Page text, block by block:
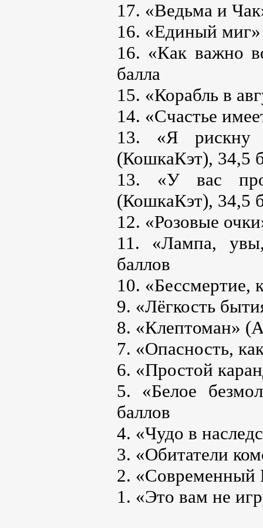
17. «Ведьма и
16. «Единый миг»
16. «Как важно
балла
15. «Корабль в
14. «Счастье
13. «Я рискну
(КошкаКэт), 34,5
13. «У вас
(КошкаКэт), 34,5
12. «Розовые
11. «Лампа,
баллов
10. «Бессмертие,
9. «Лёгкость
8. «Клептоман»
7. «Опасность,
6. «Простой
5. «Белое
баллов
4. «Чудо в
3. «Обитатели
2. «Современный
1. «Это вам не